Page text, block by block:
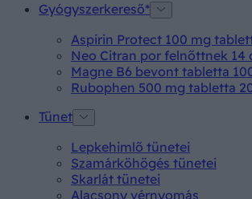
Gyógyszerkereső*
Aspirin Protect 100 mg
Neo Citran por felnőttnek 14
Magne B6 bevont tabletta
Rubophen 500 mg tabletta
Tünet
Lepkehimlő tünetei
Szamárköhögés tünetei
Skarlát tünetei
Alacsony vérnyomás